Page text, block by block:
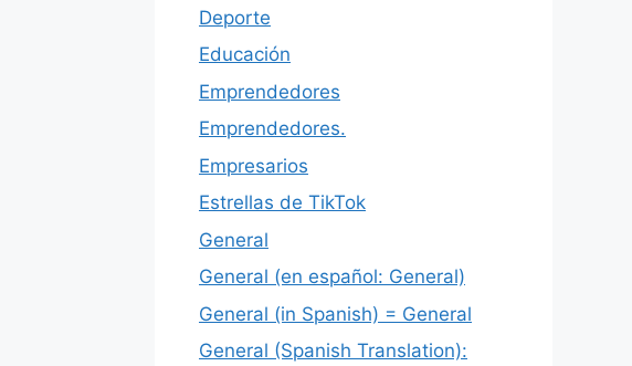
Deporte
Educación
Emprendedores
Emprendedores.
Empresarios
Estrellas de TikTok
General
General (en español: General)
General (in Spanish) = General
General (Spanish Translation):